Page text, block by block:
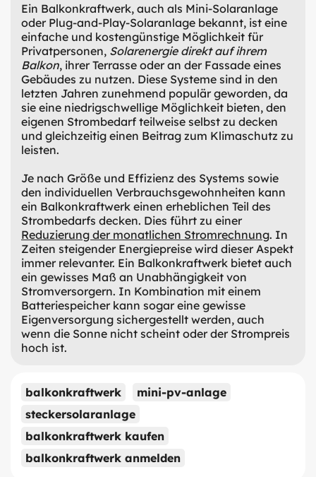
Ein Balkonkraftwerk, auch als Mini-Solaranlage
oder Plug-and-Play-Solaranlage bekannt, ist eine
einfache und kostengünstige Möglichkeit für
Privatpersonen, Solarenergie direkt auf ihrem
Balkon, ihrer Terrasse oder an der Fassade eines
Gebäudes zu nutzen. Diese Systeme sind in den
letzten Jahren zunehmend populär geworden, da
sie eine niedrigschwellige Möglichkeit bieten, den
eigenen Strombedarf teilweise selbst zu decken
und gleichzeitig einen Beitrag zum Klimaschutz zu
leisten.
Je nach Größe und Effizienz des Systems sowie
den individuellen Verbrauchsgewohnheiten kann
ein Balkonkraftwerk einen erheblichen Teil des
Strombedarfs decken. Dies führt zu einer
Reduzierung der monatlichen Stromrechnung. In
Zeiten steigender Energiepreise wird dieser Aspekt
immer relevanter. Ein Balkonkraftwerk bietet auch
ein gewisses Maß an Unabhängigkeit von
Stromversorgern. In Kombination mit einem
Batteriespeicher kann sogar eine gewisse
Eigenversorgung sichergestellt werden, auch
wenn die Sonne nicht scheint oder der Strompreis
hoch ist.
balkonkraftwerk
mini-pv-anlage
steckersolaranlage
balkonkraftwerk kaufen
balkonkraftwerk anmelden